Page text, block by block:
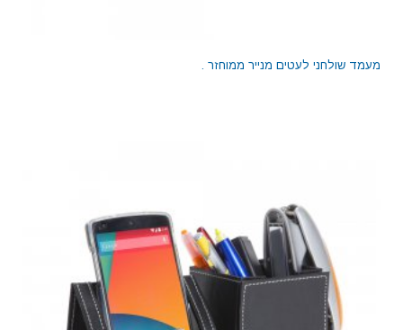
מעמד שולחני לעטים מנייר ממוחזר .